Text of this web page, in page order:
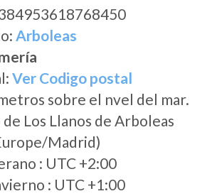
Arboleas
Ver Codigo postal
sobre el nvel del mar.
Los Llanos de Arboleas
Madrid)
: UTC +2:00
: UTC +1:00